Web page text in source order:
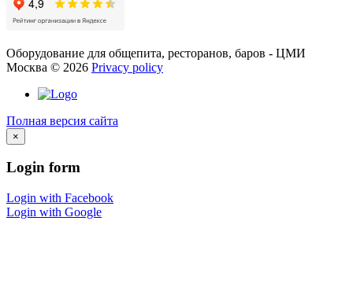
Оборудование для общепита, ресторанов, баров - ЦМИ
Москва © 2026 Privacy policy
Полная версия сайта
×
Login form
Login with Facebook
Login with Google